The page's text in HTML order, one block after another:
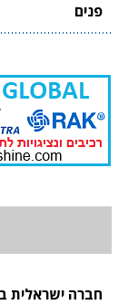
פנים
חברה ישראלית